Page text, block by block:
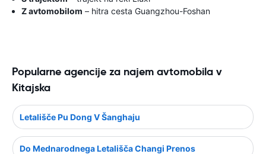
Z avtomobilom – hitra cesta Guangzhou-Foshan
Popularne agencije za najem avtomobila v
Kitajska
Letališče Pu Dong V Šanghaju
Do Mednarodnega Letališča Changi Prenos